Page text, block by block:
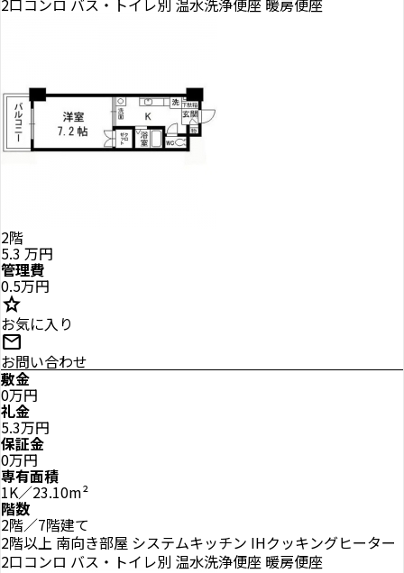
2階
5.3 万円
管理費
0.5万円
star
お気に入り
mail
お問い合わせ
敷金
0万円
礼金
5.3万円
保証金
0万円
専有面積
1K／23.10m²
階数
2階／7階建て
2階以上 南向き部屋 システムキッチン IHクッキングヒーター
2口コンロ バス・トイレ別 温水洗浄便座 暖房便座